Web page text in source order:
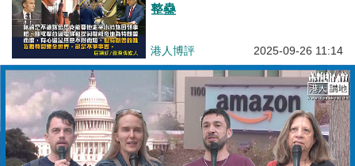
整蠱
港人博評 2025-09-26 11:14